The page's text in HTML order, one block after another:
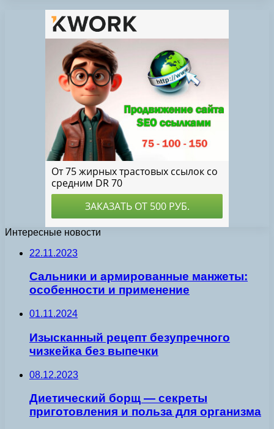
Интересные новости
22.11.2023
Сальники и армированные манжеты:
особенности и применение
01.11.2024
Изысканный рецепт безупречного
чизкейка без выпечки
08.12.2023
Диетический борщ — секреты
приготовления и польза для организма